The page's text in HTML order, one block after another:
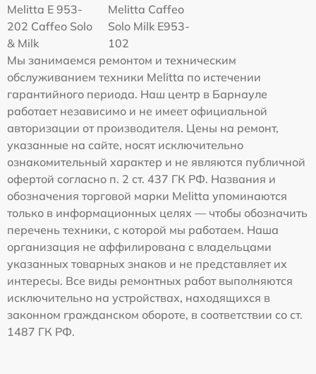
Melitta Е 953-
202 Caffeo Solo
& Milk
Melitta Caffeo
Solo Milk E953-
102
Мы занимаемся ремонтом и техническим
обслуживанием техники Melitta по истечении
гарантийного периода. Наш центр в Барнауле
работает независимо и не имеет официальной
авторизации от производителя. Цены на ремонт,
указанные на сайте, носят исключительно
ознакомительный характер и не являются публичной
офертой согласно п. 2 ст. 437 ГК РФ. Названия и
обозначения торговой марки Melitta упоминаются
только в информационных целях — чтобы обозначить
перечень техники, с которой мы работаем. Наша
организация не аффилирована с владельцами
указанных товарных знаков и не представляет их
интересы. Все виды ремонтных работ выполняются
исключительно на устройствах, находящихся в
законном гражданском обороте, в соответствии со ст.
1487 ГК РФ.